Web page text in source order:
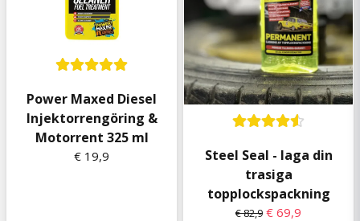
Power Maxed Diesel
Injektorrengöring &
Motorrent 325 ml
€ 19,9
Steel Seal - laga din
trasiga
topplockspackning
€ 82,9 € 69,9